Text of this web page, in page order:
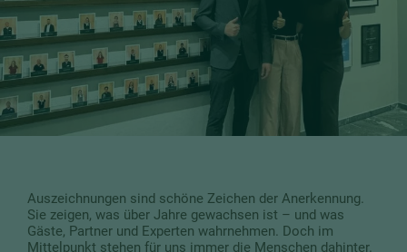
Auszeichnungen sind schöne Zeichen der Anerkennung.
Sie zeigen, was über Jahre gewachsen ist – und was
Gäste, Partner und Experten wahrnehmen. Doch im
Mittelpunkt stehen für uns immer die Menschen dahinter.